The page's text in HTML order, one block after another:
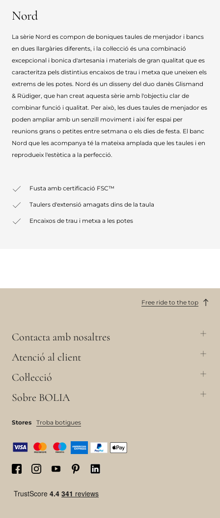
Nord
La sèrie Nord es compon de boniques taules de menjador i bancs
en dues llargàries diferents, i la col·lecció és una combinació
excepcional i bonica d'artesania i materials de gran qualitat que es
caracteritza pels distintius encaixos de trau i metxa que uneixen els
extrems de les potes. Nord és un disseny del duo danès Glismand
& Rüdiger, que han creat aquesta sèrie amb l'objectiu clar de
combinar funció i qualitat. Per això, les dues taules de menjador es
poden ampliar amb un senzill moviment i així fer espai per
reunions grans o petites entre setmana o els dies de festa. El banc
Nord que les acompanya té la mateixa amplada que les taules i en
reprodueix l'estètica a la perfecció.
Fusta amb certificació FSC™
Taulers d'extensió amagats dins de la taula
Encaixos de trau i metxa a les potes
Free ride to the top
Contacta amb nosaltres
Atenció al client
Col·lecció
Sobre BOLIA
Stores Troba botigues